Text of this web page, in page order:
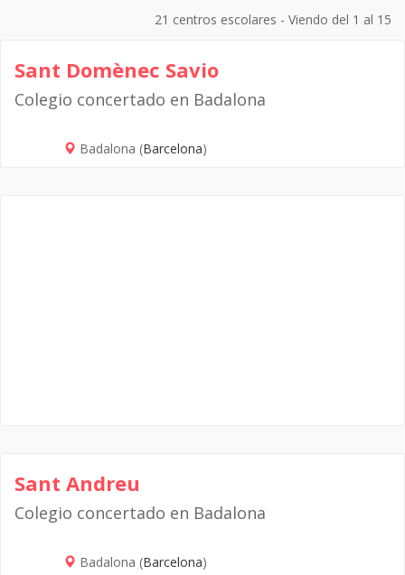
21 centros escolares - Viendo del 1 al 15
Sant Domènec Savio
Colegio concertado en Badalona
Badalona (Barcelona)
Sant Andreu
Colegio concertado en Badalona
Badalona (Barcelona)